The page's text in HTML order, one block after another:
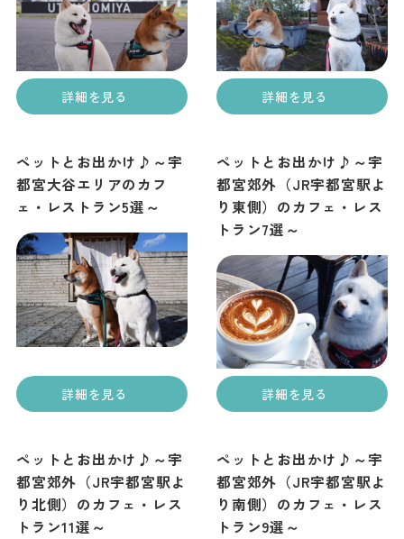
詳細を見る 詳細を見る
ペットとお出かけ♪～宇
都宮大谷エリアのカフ
ェ・レストラン5選～
詳細を見る
ペットとお出かけ♪～宇
都宮郊外（JR宇都宮駅よ
り東側）のカフェ・レス
トラン7選～
詳細を見る
ペットとお出かけ♪～宇
都宮郊外（JR宇都宮駅よ
り北側）のカフェ・レス
トラン11選～
ペットとお出かけ♪～宇
都宮郊外（JR宇都宮駅よ
り南側）のカフェ・レス
トラン9選～